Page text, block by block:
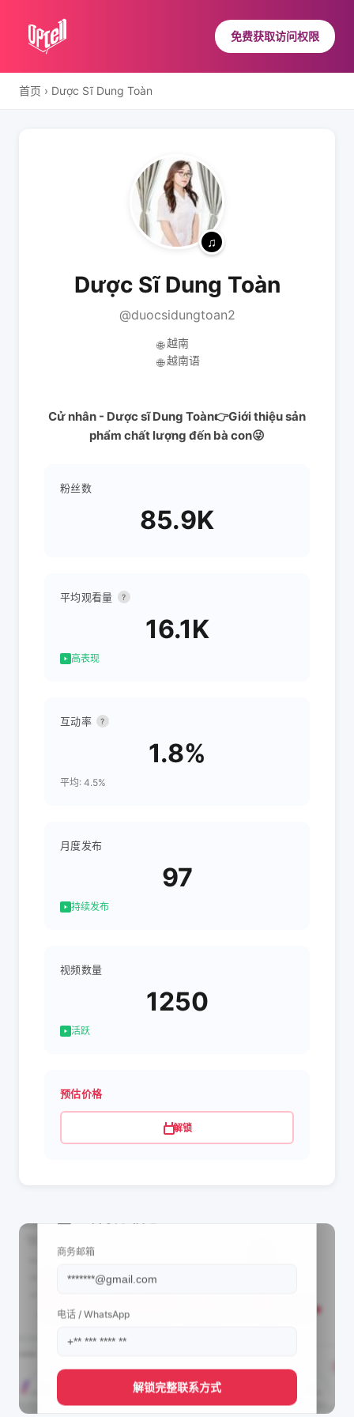
免费获取访问权限
首页 › Dược Sĩ Dung Toàn
Dược Sĩ Dung Toàn
@duocsidungtoan2
🌐 越南
🌐 越南语
Cử nhân - Dược sĩ Dung Toàn👉Giới thiệu sản
phẩm chất lượng đến bà con😜
粉丝数
85.9K
平均观看量 ?
16.1K
高表现
互动率 ?
1.8%
平均: 4.5%
月度发布
97
持续发布
视频数量
1250
活跃
预估价格
解锁
商务邮箱
电话 / WhatsApp
解锁完整联系方式